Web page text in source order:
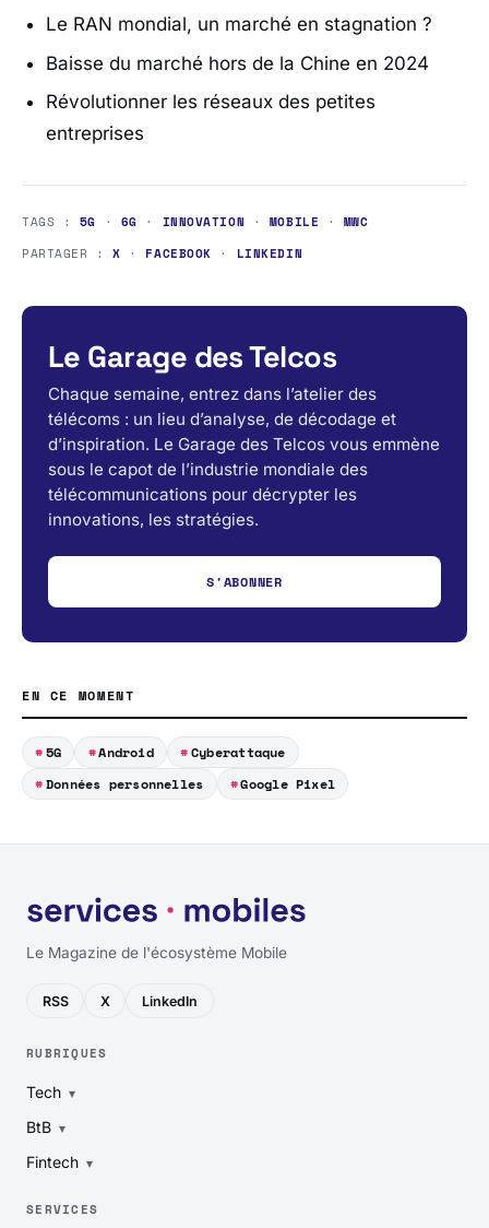
Le RAN mondial, un marché en stagnation ?
Baisse du marché hors de la Chine en 2024
Révolutionner les réseaux des petites
entreprises
TAGS : 5G · 6G · INNOVATION · MOBILE · MWC
PARTAGER :X · FACEBOOK · LINKEDIN
Le Garage des Telcos
Chaque semaine, entrez dans l’atelier des
télécoms : un lieu d’analyse, de décodage et
d’inspiration. Le Garage des Telcos vous emmène
sous le capot de l’industrie mondiale des
télécommunications pour décrypter les
innovations, les stratégies.
S'ABONNER
EN CE MOMENT
5G Android
Cyberattaque
Données personnelles
Google Pixel
Le Magazine de l'écosystème Mobile
RSS X LinkedIn
RUBRIQUES
Tech
BtB
Fintech
SERVICES